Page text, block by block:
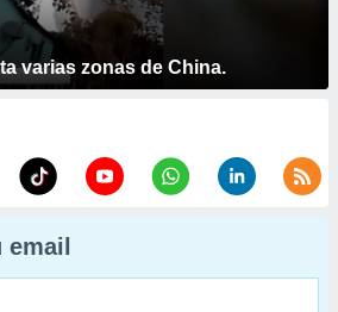
varias zonas de China.